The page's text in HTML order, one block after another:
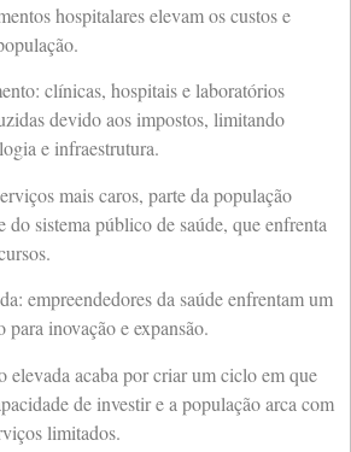
hospitalares elevam os custos e
clínicas, hospitais e laboratórios
devido aos impostos, limitando
e infraestrutura.
mais caros, parte da população
do sistema público de saúde, que enfrenta
empreendedores da saúde enfrentam um
para inovação e expansão.
elevada acaba por criar um ciclo em que
de investir e a população arca com
limitados.